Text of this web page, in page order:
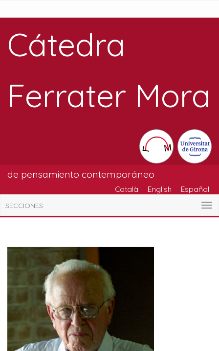
Cátedra
Ferrater Mora
de pensamiento contemporáneo
Català English Español
SECCIONES